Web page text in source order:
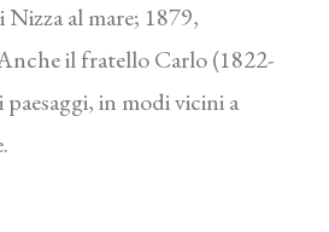
Nizza al mare; 1879,
il fratello Carlo (1822-
in modi vicini a